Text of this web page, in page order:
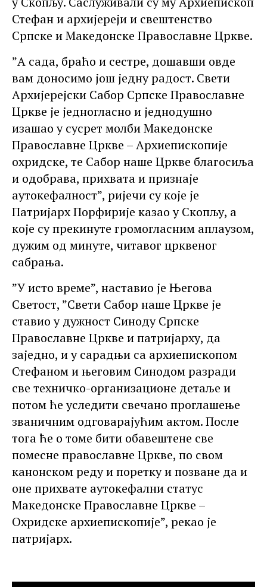
Стефан и архијереји и свештенство
Српске и Македонске Православне Цркве.
”А сада, браћо и сестре, дошавши овде
вам доносимо још једну радост. Свети
Архијерејски Сабор Српске Православне
Цркве је једногласно и једнодушно
изашао у сусрет молби Македонске
Православне Цркве – Архиепископије
охридске, те Сабор наше Цркве благосиља
и одобрава, прихвата и признаје
аутокефалност”, ријечи су које је
Патријарх Порфирије казао у Скопљу, а
које су прекинуте громогласним аплаузом,
дужим од минуте, читавог црквеног
сабрања.
”У исто време”, наставио је Његова
Светост, ”Свети Сабор наше Цркве је
ставио у дужност Синоду Српске
Православне Цркве и патријарху, да
заједно, и у сарадњи са архиепископом
Стефаном и његовим Синодом разради
све техничко-организационе детаље и
потом ће уследити свечано проглашење
званичним одговарајућим актом. После
тога ће о томе бити обавештене све
помесне православне Цркве, по свом
канонском реду и поретку и позване да и
оне прихвате аутокефални статус
Македонске Православне Цркве –
Охридске архиепископије”, рекао је
патријарх.